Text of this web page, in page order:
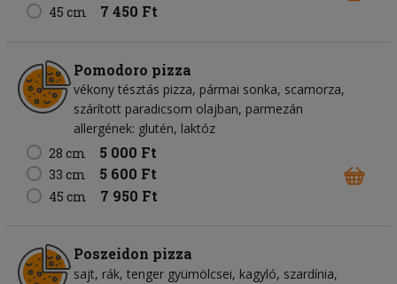
45 cm 7 450 Ft
Pomodoro pizza
vékony tésztás pizza, pármai sonka, scamorza,
szárított paradicsom olajban, parmezán
allergének: glutén, laktóz
28 cm
5 000 Ft
33 cm 5 600 Ft
45 cm 7 950 Ft
Poszeidon pizza
sajt rák tenger gyümölcsei kagyló szardínia